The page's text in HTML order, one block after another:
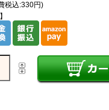
税込:330円)